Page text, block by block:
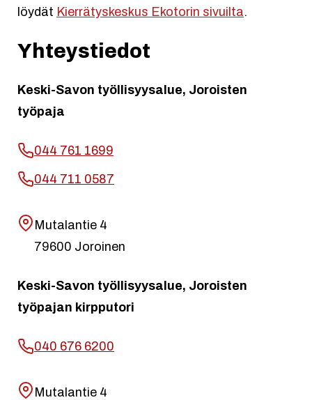
löydät Kierrätyskeskus Ekotorin sivuilta.
Yhteystiedot
Keski-Savon työllisyysalue, Joroisten
työpaja
044 761 1699
044 711 0587
Mutalantie 4
79600 Joroinen
Keski-Savon työllisyysalue, Joroisten
työpajan kirpputori
040 676 6200
Mutalantie 4